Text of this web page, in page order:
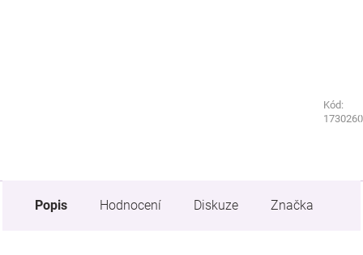
Kód:
Kód:
Popis Hodnocení Diskuze Značka